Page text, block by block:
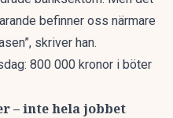
befinner oss närmare
skriver han.
800 000 kronor i böter
– inte hela jobbet